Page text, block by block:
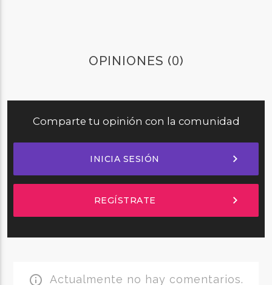
OPINIONES (0)
Comparte tu opinión con la comunidad
INICIA SESIÓN chevron_right
REGÍSTRATE chevron_right
info_outline Actualmente no hay comentarios.